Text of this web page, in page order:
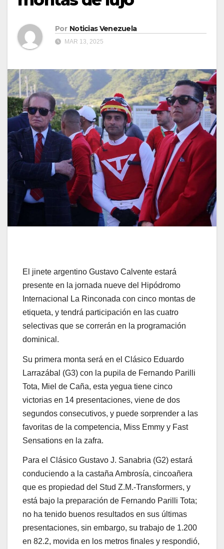
Por Noticias Venezuela
MAR 13, 2025
El jinete argentino Gustavo Calvente estará
presente en la jornada nueve del Hipódromo
Internacional La Rinconada con cinco montas de
etiqueta, y tendrá participación en las cuatro
selectivas que se correrán en la programación
dominical.
Su primera monta será en el Clásico Eduardo
Larrazábal (G3) con la pupila de Fernando Parilli
Tota, Miel de Caña, esta yegua tiene cinco
victorias en 14 presentaciones, viene de dos
segundos consecutivos, y puede sorprender a las
favoritas de la competencia, Miss Emmy y Fast
Sensations en la zafra.
Para el Clásico Gustavo J. Sanabria (G2) estará
conduciendo a la castaña Ambrosía, cincoañera
que es propiedad del Stud Z.M.-Transformers, y
está bajo la preparación de Fernando Parilli Tota;
no ha tenido buenos resultados en sus últimas
presentaciones, sin embargo, su trabajo de 1.200
en 82.2, movida en los metros finales y respondió,